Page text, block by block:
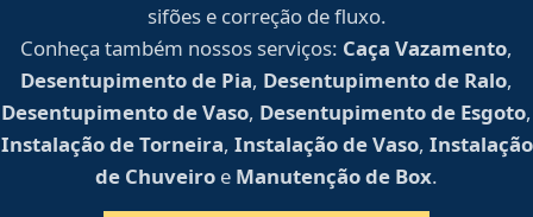
sifões e correção de fluxo.
Conheça também nossos serviços: Caça Vazamento,
Desentupimento de Pia, Desentupimento de Ralo,
Desentupimento de Vaso, Desentupimento de Esgoto,
Instalação de Torneira, Instalação de Vaso, Instalação
de Chuveiro e Manutenção de Box.